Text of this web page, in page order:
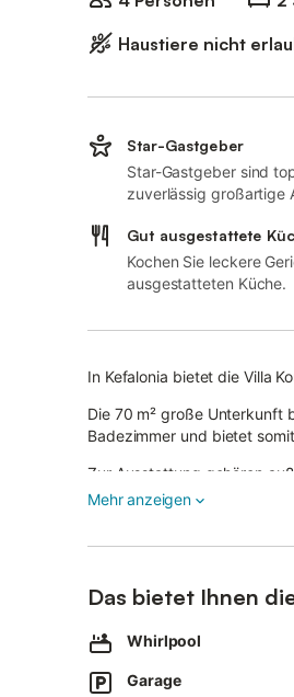
Haustiere nicht
Star-Gastgeber
Star-Gastgeber sind
zuverlässig großartige
Gut ausgestattete
Kochen Sie leckere
ausgestatteten Küche.
In Kefalonia bietet die Villa
Die 70 m² große Unterkunft
Badezimmer und bietet
Zur Ausstattung gehören
Waschmaschine.
ist in einer Garage
Die Unterkunft bietet
Die Unterkunft bietet
Mehr anzeigen
Das bietet Ihnen
Whirlpool
Garage